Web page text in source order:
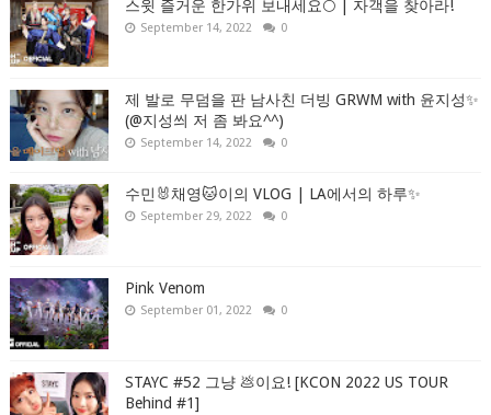
스윗 즐거운 한가위 보내세요🌕 | 자객을 찾아라!
September 14, 2022 0
제 발로 무덤을 판 남사친 더빙 GRWM with 윤지성✨
(@지성씌 저 좀 봐요^^)
September 14, 2022 0
수민🐰채영🐱이의 VLOG | LA에서의 하루✨
September 29, 2022 0
Pink Venom
September 01, 2022 0
STAYC #52 그냥 💩이요! [KCON 2022 US TOUR
Behind #1]